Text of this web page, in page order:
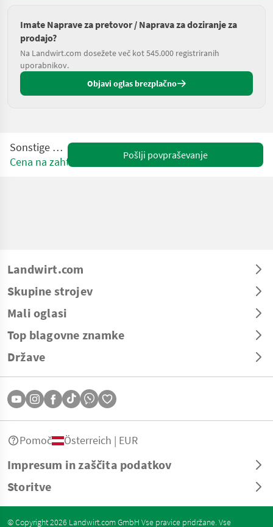
Imate Naprave za pretovor / Naprava za doziranje za
prodajo?
Na Landwirt.com dosežete več kot 545.000 registriranih
uporabnikov.
Objavi oglas brezplačno
Sonstige BW120
Cena na zahtevo
Pošlji povpraševanje
Landwirt.com
Skupine strojev
Mali oglasi
Top blagovne znamke
Države
Impresum in zaščita podatkov
Storitve
Pomoč Österreich | EUR
© Copyright 2026 Landwirt.com GmbH Vse pravice pridržane. Vse